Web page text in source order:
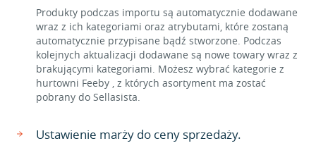
Produkty podczas importu są automatycznie dodawane
wraz z ich kategoriami oraz atrybutami, które zostaną
automatycznie przypisane bądź stworzone. Podczas
kolejnych aktualizacji dodawane są nowe towary wraz z
brakującymi kategoriami. Możesz wybrać kategorie z
hurtowni Feeby , z których asortyment ma zostać
pobrany do Sellasista.
Ustawienie marży do ceny sprzedaży.